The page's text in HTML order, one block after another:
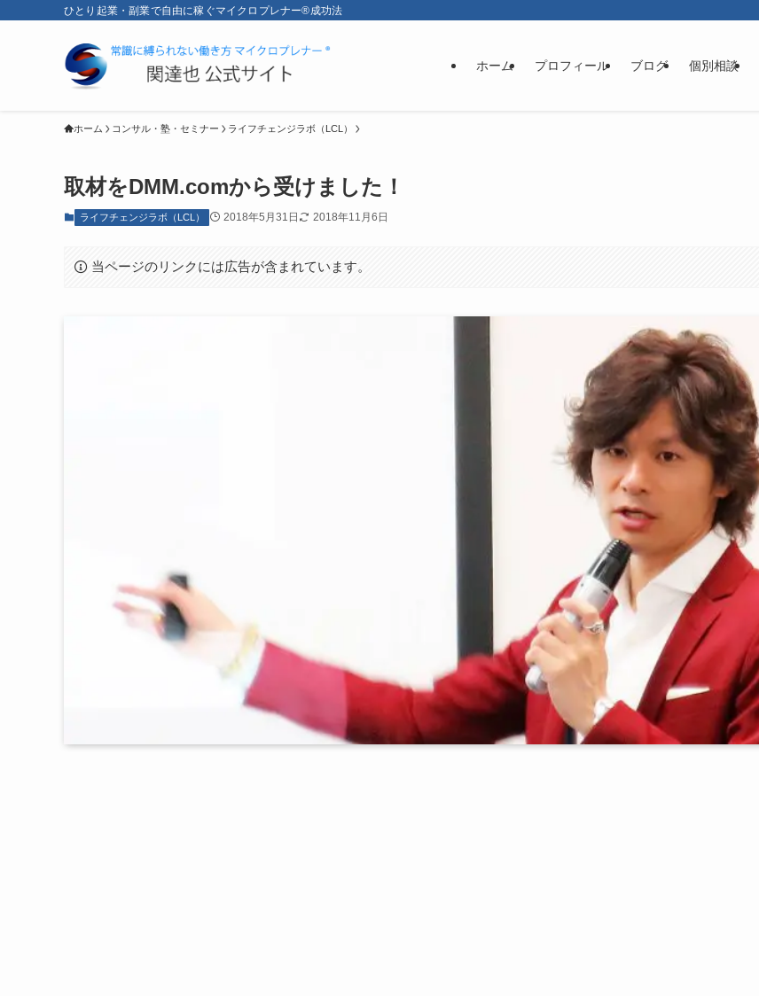
ひとり起業・副業で自由に稼ぐマイクロプレナー®成功法
ホーム プロフィール ブログ 個別相談
ホーム コンサル・塾・セミナー ライフチェンジラボ（LCL）
取材をDMM.comから受けました！
ライフチェンジラボ（LCL） 2018年5月31日 2018年11月6日
当ページのリンクには広告が含まれています。